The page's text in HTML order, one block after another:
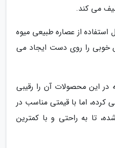
می کند.
از عصاره طبیعی میوه
خوبی را روی دست ایجاد می
در این محصولات آن را رقیبی
کرده، اما با قیمتی مناسب در
تا به راحتی و با کمترین